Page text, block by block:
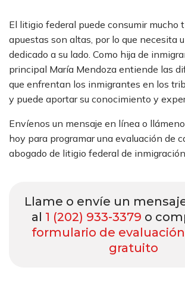
El litigio federal puede consumir mucho
apuestas son altas, por lo que necesita
dedicado a su lado. Como hija de
principal María Mendoza entiende las
que enfrentan los inmigrantes en los
y puede aportar su conocimiento y
Envíenos un mensaje en línea o
hoy para programar una evaluación de
abogado de litigio federal de
Llame o envíe un
al 1 (202) 933-3379 o
formulario de
gratuito